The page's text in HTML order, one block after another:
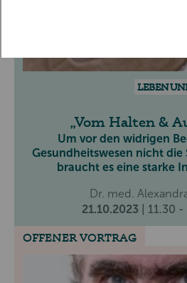
LEBEN
Vom Halten &
Um vor den widrigen
Gesundheitswesen nicht die
braucht es eine starke
Dr. med.
21.10.2023
| 11.30
OFFENER VORTRAG